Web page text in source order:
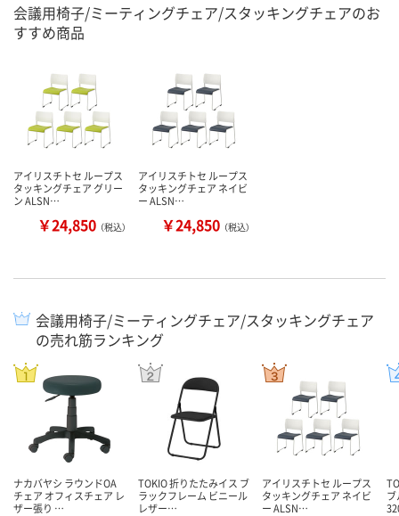
会議用椅子/ミーティングチェア/スタッキングチェアのお
すすめ商品
アイリスチトセ ループス
タッキングチェア グリー
ン ALSN…
￥24,850 （税込）
アイリスチトセ ループス
タッキングチェア ネイビ
ー ALSN…
￥24,850 （税込）
会議用椅子/ミーティングチェア/スタッキングチェア
の売れ筋ランキング
ナカバヤシ ラウンドOA
チェア オフィスチェア レ
ザー張り …
TOKIO 折りたたみイス ブ
ラックフレーム ビニール
レザー…
アイリスチトセ ループス
タッキングチェア ネイビ
ー ALSN…